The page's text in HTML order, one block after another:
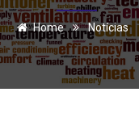
Home Notícias